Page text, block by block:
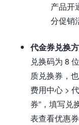
产品开
分促销
代金券兑换
兑换码为 8
质兑换券，
费用中心 >
券”，填写兑
表查看优惠券